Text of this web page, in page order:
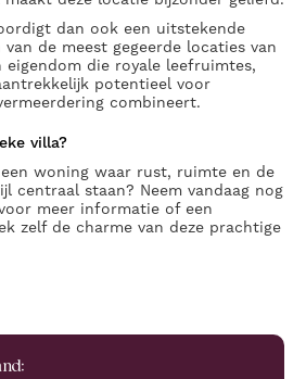
dan ook een uitstekende
de meest gegeerde locaties van
eigendom die royale leefruimtes,
potentieel voor
combineert.
villa?
woning waar rust, ruimte en de
centraal staan? Neem vandaag nog
meer informatie of een
zelf de charme van deze prachtige